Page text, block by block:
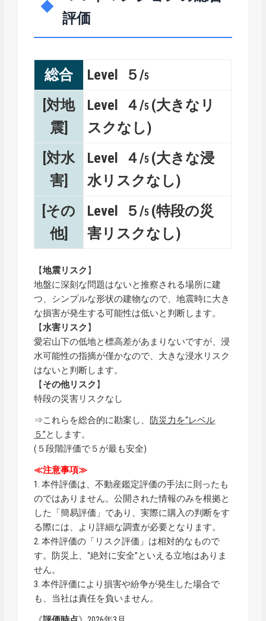
評価
総合 Level ５/5
[対地
震]
Level ４/5 (大きなリ
スクなし)
[対水
害]
Level ４/5 (大きな浸
水リスクなし)
[その
他]
Level ５/5 (特段の災
害リスクなし)
【地震リスク 】
地盤に深刻な問題はないと推察される場所に建
つ、シンプルな形状の建物なので、地震時に大き
な損害が発生する可能性は低いと判断します。
【水害リスク 】
愛宕山下の低地と標高差があまりないですが、浸
水可能性の指摘が僅かなので、大きな浸水リスク
はないと判断します。
【その他リスク 】
特段の災害リスクなし
⇒これらを総合的に勘案し、 防災力を“レベル
５”とします。
(５段階評価で５が最も安全)
≪注意事項≫
1. 本件評価は、不動産鑑定評価の手法に則ったも
のではありません。公開された情報のみを根拠と
した「簡易評価」であり、実際に購入の判断をす
る際には、より詳細な調査が必要となります。
2. 本件評価の「リスク評価」は相対的なもので
す。防災上、“絶対に安全”といえる立地はありま
せん。
3. 本件評価により損害や紛争が発生した場合で
も、当社は責任を負いません。